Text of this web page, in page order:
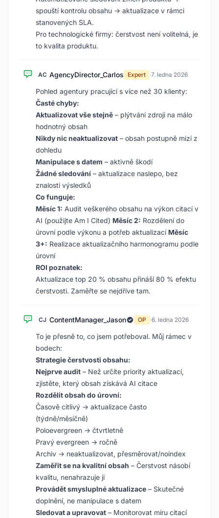
spouští kontrolu obsahu → aktualizace v rámci
stanovených SLA.
Pro technologické firmy: čerstvost není volitelná, je
to kvalita produktu.
AC AgencyDirector_Carlos Expert ·7. ledna 2026
Pohled agentury pracující s více než 30 klienty:
Časté chyby:
Aktualizovat vše stejně – plýtvání zdroji na málo
hodnotný obsah
Nikdy nic neaktualizovat – obsah postupně mizí z
dohledu
Manipulace s datem – aktivně škodí
Žádné sledování – aktualizace naslepo, bez
znalosti výsledků
Co funguje:
Měsíc 1: Audit veškerého obsahu na výkon citací v
AI (použijte Am I Cited) Měsíc 2: Rozdělení do
úrovní podle výkonu a potřeb aktualizací Měsíc
3+: Realizace aktualizačního harmonogramu podle
úrovní
ROI poznatek:
Aktualizace top 20 % obsahu přináší 80 % efektu
čerstvosti. Zaměřte se nejdříve tam.
CJ ContentManager_Jason OP ·6. ledna 2026
To je přesně to, co jsem potřeboval. Můj rámec v
bodech:
Strategie čerstvosti obsahu:
Nejprve audit – Než určíte priority aktualizací,
zjistěte, který obsah získává AI citace
Rozdělit obsah do úrovní:
Časově citlivý → aktualizace často
(týdně/měsíčně)
Poloevergreen → čtvrtletně
Pravý evergreen → ročně
Archiv → neaktualizovat, přesměrovat/noindex
Zaměřit se na kvalitní obsah – Čerstvost násobí
kvalitu, nenahrazuje ji
Provádět smysluplné aktualizace – Skutečné
doplnění, ne manipulace s datem
Sledovat a upravovat – Monitorovat míru citací